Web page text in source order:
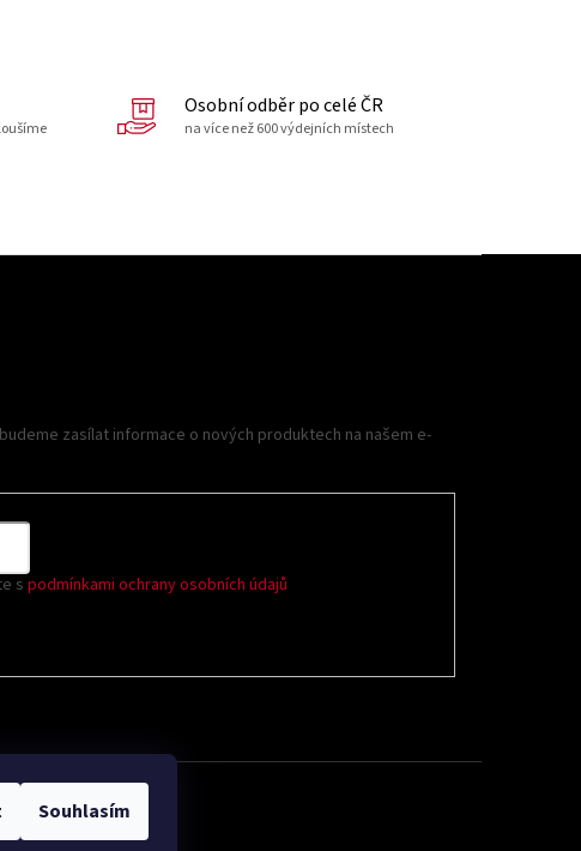
Souhlasím
Osobní odběr po celé ČR
na více než 600 výdejních místech
zasílat informace o nových produktech na našem e-
s podmínkami ochrany osobních údajů